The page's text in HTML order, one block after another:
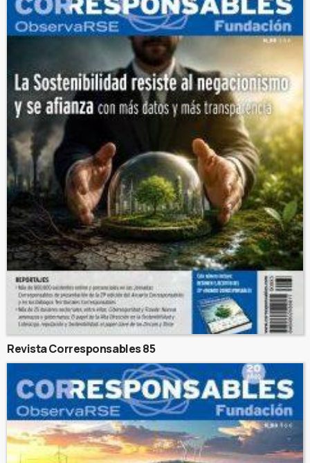
Revista Corresponsables 85